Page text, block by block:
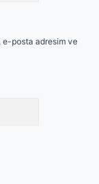
e-posta adresim ve